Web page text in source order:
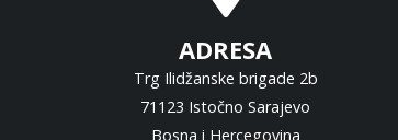
ADRESA
Trg Ilidžanske brigade 2b
71123 Istočno Sarajevo
Bosna i Hercegovina